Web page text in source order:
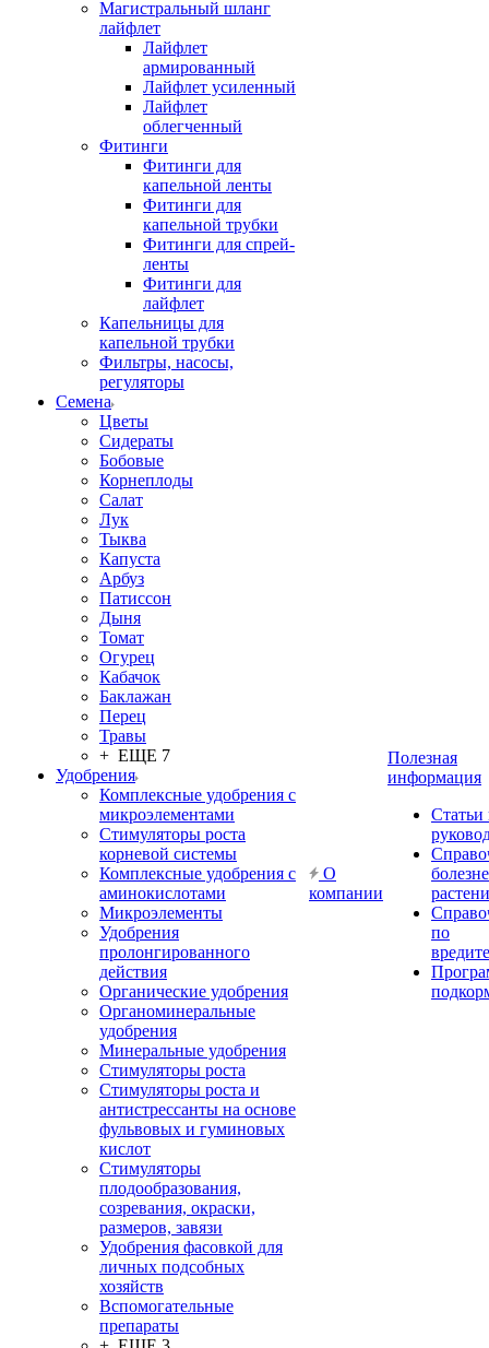
Магистральный шланг
лайфлет
Лайфлет
армированный
Лайфлет усиленный
Лайфлет
облегченный
Фитинги
Фитинги для
капельной ленты
Фитинги для
капельной трубки
Фитинги для спрей-
ленты
Фитинги для
лайфлет
Капельницы для
капельной трубки
Фильтры, насосы,
регуляторы
Семена
Цветы
Сидераты
Бобовые
Корнеплоды
Салат
Лук
Тыква
Капуста
Арбуз
Патиссон
Дыня
Томат
Огурец
Кабачок
Баклажан
Перец
Травы
+ ЕЩЕ 7
Удобрения
Комплексные удобрения с
микроэлементами
Стимуляторы роста
корневой системы
Комплексные удобрения с
аминокислотами
Микроэлементы
Удобрения
пролонгированного
действия
Органические удобрения
Органоминеральные
удобрения
Минеральные удобрения
Стимуляторы роста
Стимуляторы роста и
антистрессанты на основе
фульвовых и гуминовых
кислот
Стимуляторы
плодообразования,
созревания, окраски,
размеров, завязи
Удобрения фасовкой для
личных подсобных
хозяйств
Вспомогательные
препараты
О
компании
Полезная
информация
Статьи
по